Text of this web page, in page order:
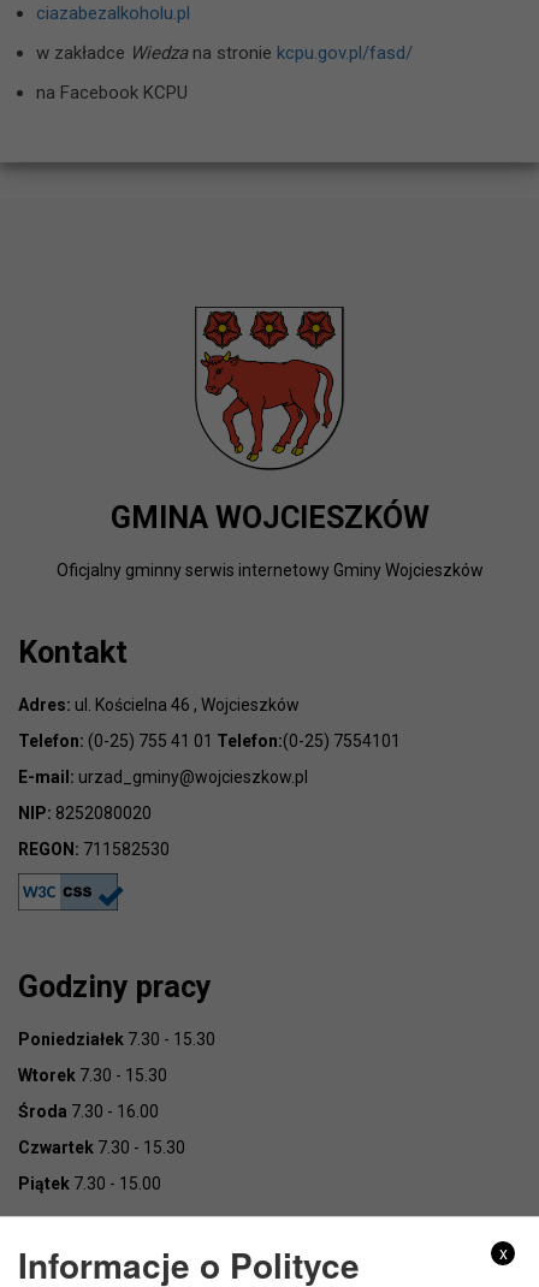
ciazabezalkoholu.pl
w zakładce Wiedzana stronie kcpu.gov.pl/fasd/
na Facebook KCPU
GMINA WOJCIESZKÓW
Oficjalny gminny serwis internetowy Gminy Wojcieszków
Kontakt
Adres: ul. Kościelna 46 , Wojcieszków
Telefon: (0-25) 755 41 01 Telefon:(0-25) 7554101
E-mail: urzad_gminy@wojcieszkow.pl
NIP: 8252080020
REGON: 711582530
Godziny pracy
Poniedziałek 7.30 - 15.30
Wtorek 7.30 - 15.30
Środa 7.30 - 16.00
Czwartek 7.30 - 15.30
Piątek 7.30 - 15.00
x
Informacje o Polityce